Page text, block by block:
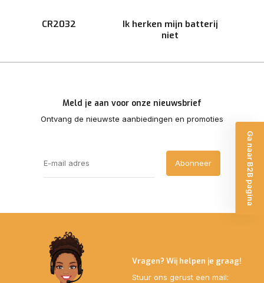
CR2032
Ik herken mijn batterij
niet
Meld je aan voor onze nieuwsbrief
Ontvang de nieuwste aanbiedingen en promoties
Abonneer
Vragen? Wij helpen je graag!
Stuur ons gerust een mail:
Ga naar B2B pagina